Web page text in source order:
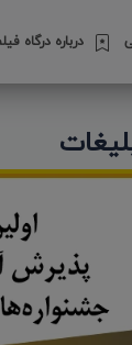
درباره درگاه